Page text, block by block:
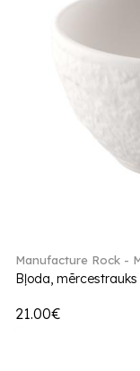
Manufacture Rock -
Bļoda,
21.00€